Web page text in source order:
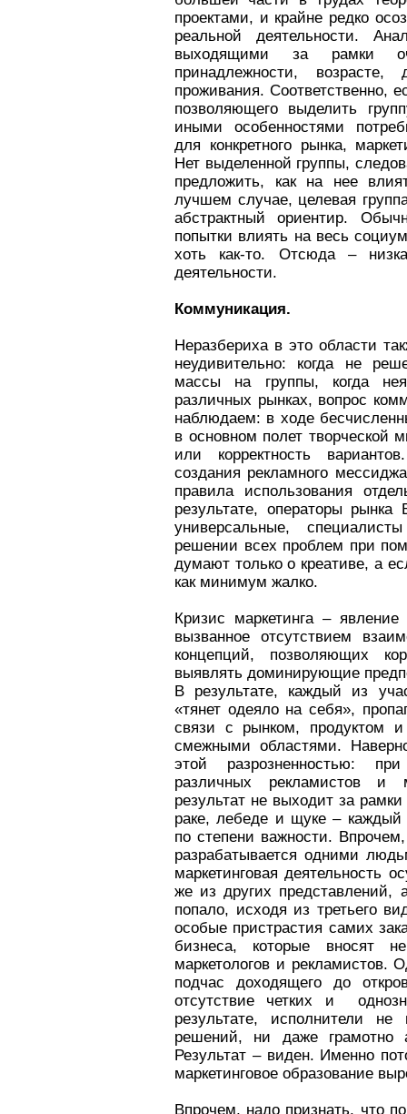
проектами, и крайне редко
реальной деятельности.
выходящими за рамки
принадлежности,
проживания. Соответственно,
позволяющего выделить
иными особенностями
для конкретного рынка,
Нет выделенной группы,
предложить, как на нее
лучшем случае, целевая
абстрактный ориентир.
попытки влиять на весь
хоть как-то. Отсюда –
деятельности.
Коммуникация.
Неразбериха в это области
неудивительно: когда не
массы на группы, когда
различных рынках, вопрос
наблюдаем: в ходе
в основном полет творческой
или корректность
создания рекламного
правила использования
результате, операторы рынка
универсальные,
решении всех проблем при
думают только о креативе, а
как минимум жалко.
Кризис маркетинга –
вызванное отсутствием
концепций, позволяющих
выявлять доминирующие
В результате, каждый из
«тянет одеяло на себя»,
связи с рынком, продуктом
смежными областями.
этой разрозненностью:
различных рекламистов и
результат не выходит за
раке, лебеде и щуке –
по степени важности.
разрабатывается одними
маркетинговая деятельность
же из других представлений,
попало, исходя из третьего
особые пристрастия самих
бизнеса, которые вносят
маркетологов и рекламистов.
подчас доходящего до
отсутствие четких и
результате, исполнители
решений, ни даже грамотно
Результат – виден. Именно
маркетинговое образование
Впрочем, надо признать, что